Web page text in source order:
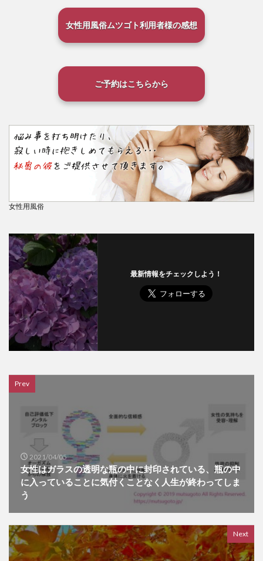
女性用風俗ムツゴト利用者様の感想
ご予約はこちらから
女性用風俗
最新情報をチェックしよう！
Prev
2021/04/05
女性はガラスの透明な瓶の中に封印されている、瓶の中
に入っていることに気付くことなく人生が終わってしま
う
Next